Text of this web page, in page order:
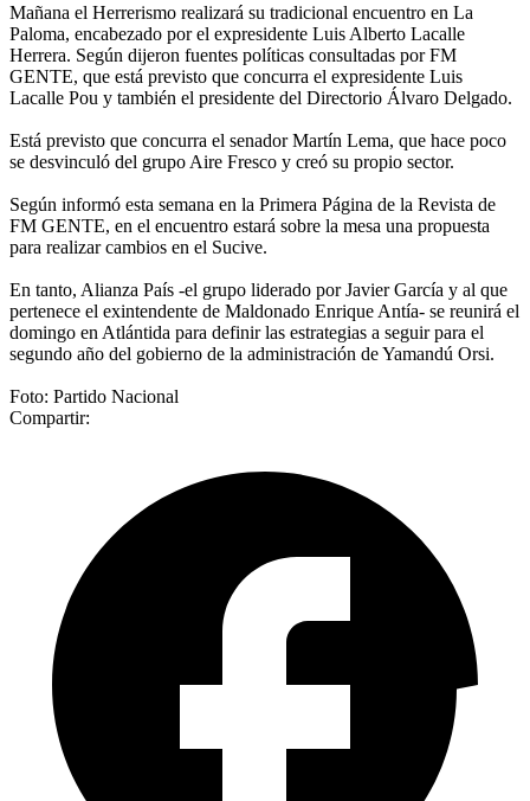
Mañana el Herrerismo realizará su tradicional encuentro en La
Paloma, encabezado por el expresidente Luis Alberto Lacalle
Herrera. Según dijeron fuentes políticas consultadas por FM
GENTE, que está previsto que concurra el expresidente Luis
Lacalle Pou y también el presidente del Directorio Álvaro Delgado.
Está previsto que concurra el senador Martín Lema, que hace poco
se desvinculó del grupo Aire Fresco y creó su propio sector.
Según informó esta semana en la Primera Página de la Revista de
FM GENTE, en el encuentro estará sobre la mesa una propuesta
para realizar cambios en el Sucive.
En tanto, Alianza País -el grupo liderado por Javier García y al que
pertenece el exintendente de Maldonado Enrique Antía- se reunirá el
domingo en Atlántida para definir las estrategias a seguir para el
segundo año del gobierno de la administración de Yamandú Orsi.
Foto: Partido Nacional
Compartir: